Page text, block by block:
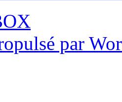
par